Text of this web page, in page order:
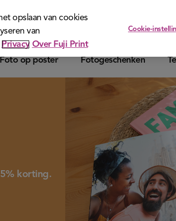
Klantenservice Download
Foto op poster Fotogeschenken
korting.
opslaan van cookies
van
Privacy Over Fuji Print
Cookie-